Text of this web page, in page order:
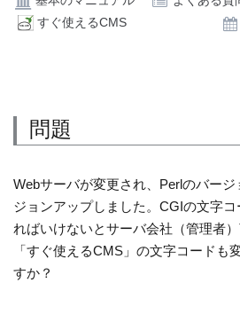
すぐ使えるCMS
問題
Webサーバが変更され、Perlのバージ
ジョンアップしました。CGIの文字
ればいけないとサーバ会社（管理者）
「すぐ使えるCMS」の文字コードも
すか？